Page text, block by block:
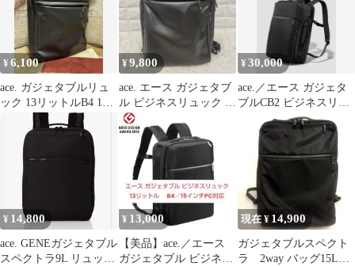
¥6,100
ace. ガジェタブルリュ
ック 13リットルB4 15
インチPC対応 ネイビー
¥9,800
ace. エース ガジェタブ
ル ビジネスリュック ブ
ラック PC収納 B5 2層
¥30,000
ace.／エース ガジェタ
ブルCB2 ビジネスリュ
ック B4サイズ
¥ 14,800
ace. GENEガジェタブル
スペクトラ9L リュック
¥ 13,000
【美品】ace.／エース
ガジェタブル ビジネス
現在 ¥ 14,900
ガジェタブルスペクト
ラ 2way バッグ15L